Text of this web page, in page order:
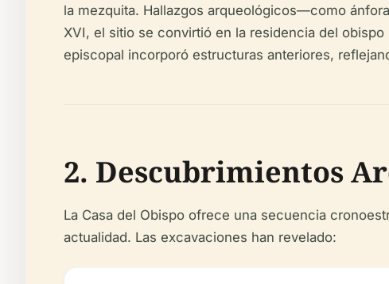
la mezquita. Hallazgos arqueológicos—como
XVI, el sitio se convirtió en la residencia del
episcopal incorporó estructuras anteriores,
2. Descubrimientos
La Casa del Obispo ofrece una secuencia
actualidad. Las excavaciones han revelado: